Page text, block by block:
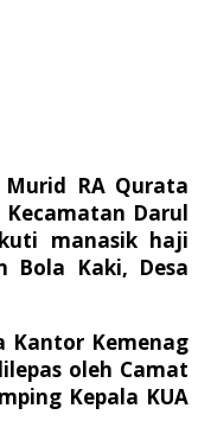
Murid RA Qurata
Kecamatan Darul
manasik haji
Bola Kaki, Desa
Kantor Kemenag
oleh Camat
Kepala KUA